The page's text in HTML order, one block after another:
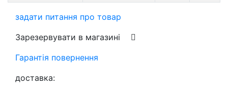
задати питання про товар
Зарезервувати в магазині
Гарантія повернення
доставка: